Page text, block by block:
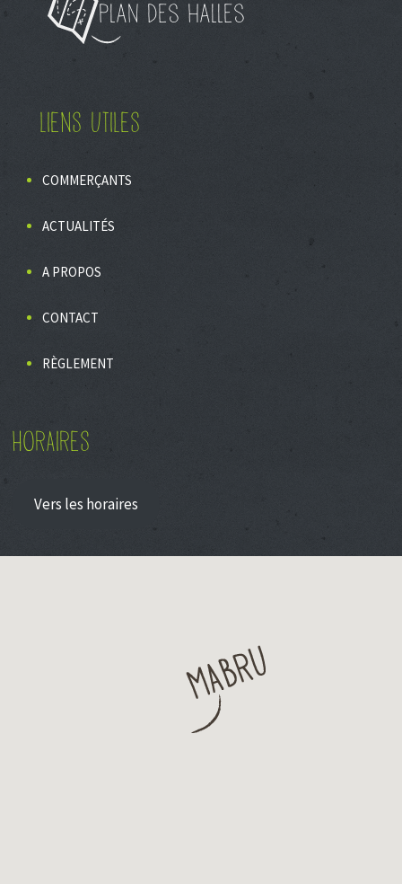
Plan des halles
LIENS UTILES
COMMERÇANTS
ACTUALITÉS
A PROPOS
CONTACT
RÈGLEMENT
HORAIRES
Vers les horaires